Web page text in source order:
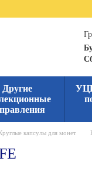
Другие
капсулы для монет